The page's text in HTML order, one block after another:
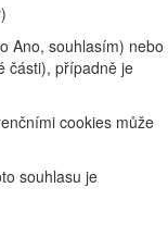
Ano, souhlasím) nebo
části), případně je
cookies může
souhlasu je